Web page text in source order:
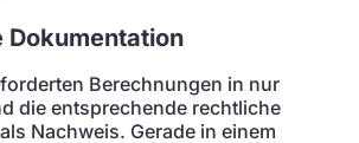
Dokumentation
Berechnungen in nur
die entsprechende rechtliche
Nachweis. Gerade in einem